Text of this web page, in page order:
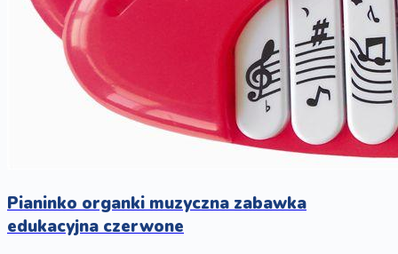
Pianinko organki muzyczna zabawka
edukacyjna czerwone